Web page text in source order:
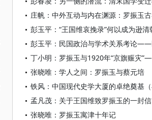
张晓唯：学人之间：罗振玉与蔡元培
孟凡茂：关于王国维致罗振玉的一封信
张晓唯：罗振玉寓津十年记